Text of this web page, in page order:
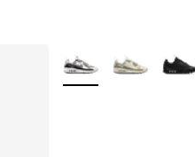
Meer kleuren